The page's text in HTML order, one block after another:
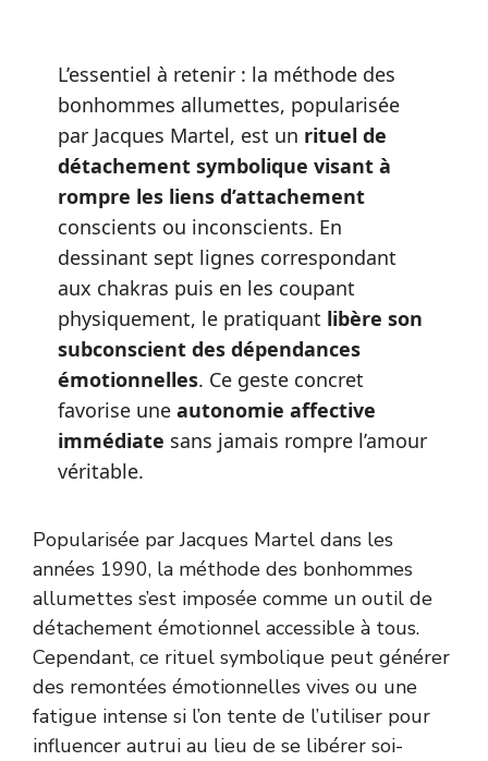
L’essentiel à retenir : la méthode des
bonhommes allumettes, popularisée
par Jacques Martel, est un rituel de
détachement symbolique visant à
rompre les liens d’attachement
conscients ou inconscients. En
dessinant sept lignes correspondant
aux chakras puis en les coupant
physiquement, le pratiquant libère son
subconscient des dépendances
émotionnelles. Ce geste concret
favorise une autonomie affective
immédiate sans jamais rompre l’amour
véritable.
Popularisée par Jacques Martel dans les
années 1990, la méthode des bonhommes
allumettes s’est imposée comme un outil de
détachement émotionnel accessible à tous.
Cependant, ce rituel symbolique peut générer
des remontées émotionnelles vives ou une
fatigue intense si l’on tente de l’utiliser pour
influencer autrui au lieu de se libérer soi-